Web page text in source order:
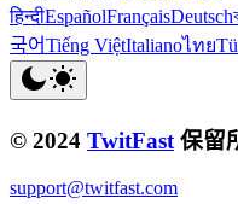
हिन्दीEspañolFrançaisDeutsch
국어Tiếng ViệtItalianoไทย
© 2024 TwitFast 保留
support@twitfast.com